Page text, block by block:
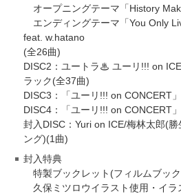
オープニングテーマ「History
エンディングテーマ「You Only
feat. w.hatano
(全26曲)
DISC2：ユートラ♨ ユーリ!!! on
ラック(全37曲)
DISC3：「ユーリ!!! on CONCERT
DISC4：「ユーリ!!! on CONCERT
封入DISC：Yuri on ICE/梅林太郎(
ング)(1曲)
封入特典
特製ブックレット(フィルムブッ
久保ミツロウイラスト使用・イ